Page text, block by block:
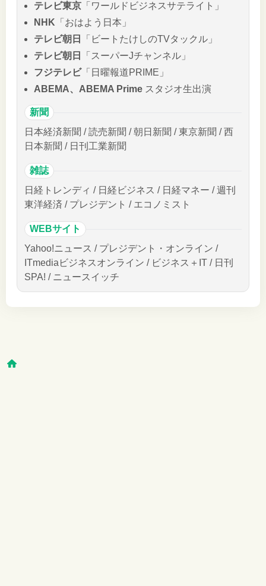
テレビ東京 「ワールドビジネスサテライト」
NHK 「おはよう日本」
テレビ朝日
「ビートたけしのTVタックル」
テレビ朝日
「スーパーJチャンネル」
フジテレビ「日曜報道PRIME」
ABEMA、ABEMA Prime スタジオ生出演
新聞
日本経済新聞 / 読売新聞 / 朝日新聞 / 東京新聞 / 西
日本新聞 / 日刊工業新聞
雑誌
日経トレンディ / 日経ビジネス / 日経マネー / 週刊
東洋経済 / プレジデント / エコノミスト
WEBサイト
Yahoo!ニュース / プレジデント・オンライン /
ITmediaビジネスオンライン / ビジネス＋IT / 日刊
SPA! / ニュースイッチ